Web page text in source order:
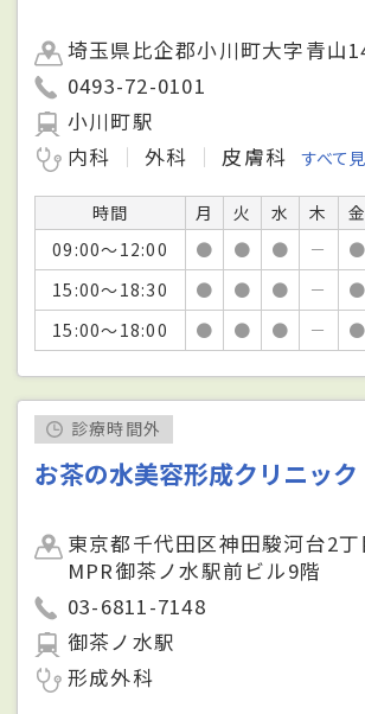
埼玉県比企郡小川町大字青山
0493-72-0101
小川町駅
内科
外科 皮膚科 すべて
時間 月 火 水 木 金
09:00～12:00
● ● ● － ●
15:00～18:30
● ● ● － ●
15:00～18:00
● ● ● － ●
診療時間外
お茶の水美容形成クリニック
東京都千代田区神田駿河台2
MPR御茶ノ水駅前ビル9階
03-6811-7148
御茶ノ水駅
形成外科